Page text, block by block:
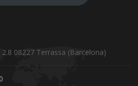
08227 Terrassa (Barcelona)